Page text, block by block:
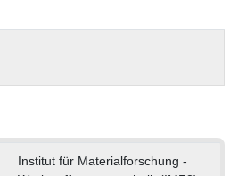
Institut für Materialforschung -